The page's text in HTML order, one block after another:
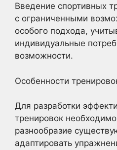
Введение спортивных
с ограниченными
особого подхода,
индивидуальные
возможности.
Особенности
Для разработки
тренировок
разнообразие
адаптировать